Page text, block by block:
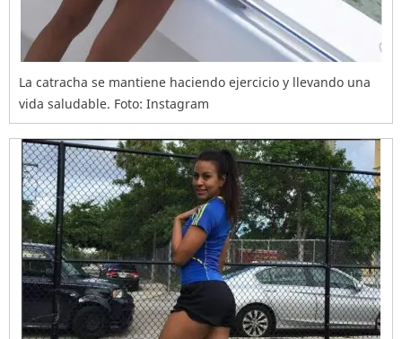
La catracha se mantiene haciendo ejercicio y llevando una
vida saludable. Foto: Instagram